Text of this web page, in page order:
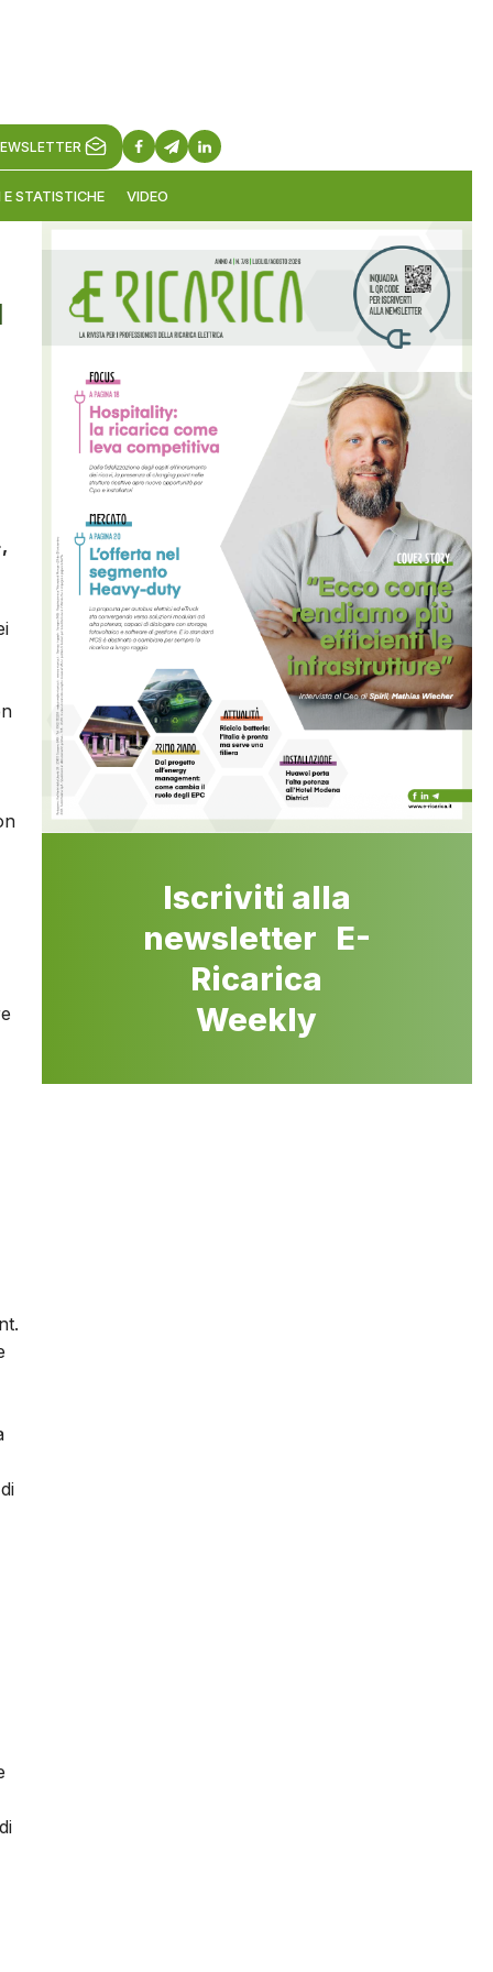
E STATISTICHE VIDEO
Iscriviti alla
newsletter E-
Ricarica
Weekly